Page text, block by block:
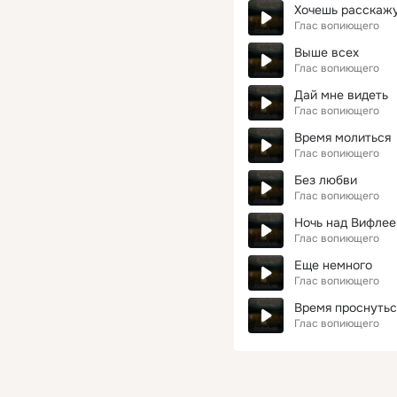
Хочешь
Глас вопиющего
Выше всех
Глас вопиющего
Дай мне видеть
Глас вопиющего
Время молиться
Глас вопиющего
Без любви
Глас вопиющего
Ночь над
Глас вопиющего
Еще немного
Глас вопиющего
Время
Глас вопиющего